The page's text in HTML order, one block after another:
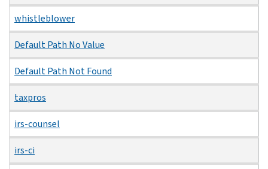
whistleblower
Default Path No Value
Default Path Not Found
taxpros
irs-counsel
irs-ci